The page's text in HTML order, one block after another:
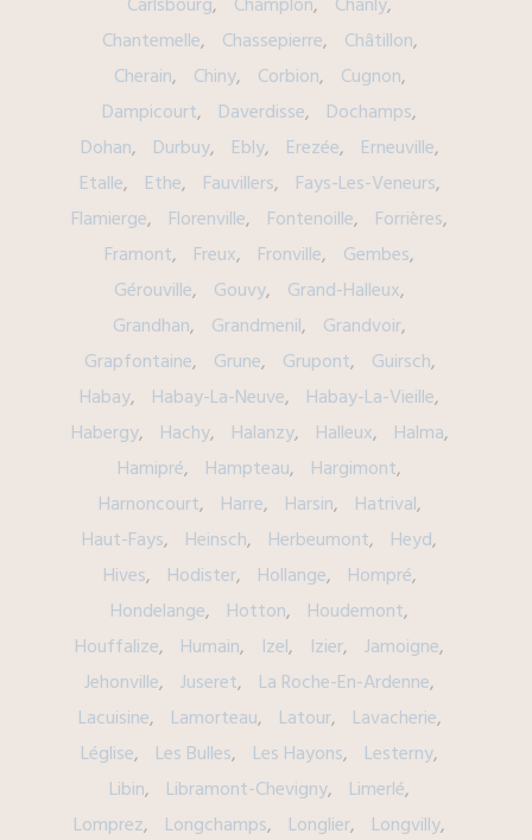
Chantemelle
Chassepierre
Châtillon
Cherain
Chiny Corbion
Cugnon
Dampicourt
Daverdisse
Dochamps
Dohan
Durbuy Ebly Erezée
Erneuville
Etalle
Ethe Fauvillers
Fays-Les-Veneurs
Flamierge
Florenville Fontenoille
Forrières
Framont
Freux Fronville
Gembes
Gérouville
Gouvy
Grand-Halleux
Grandhan
Grandmenil
Grandvoir
Grapfontaine
Grune Grupont
Guirsch
Habay
Habay-La-Neuve
Habay-La-Vieille
Habergy
Hachy Halanzy Halleux
Halma
Hamipré
Hampteau
Hargimont
Harnoncourt
Harre Harsin
Hatrival
Haut-Fays
Heinsch Herbeumont
Heyd
Hives
Hodister Hollange
Hompré
Hondelange
Hotton
Houdemont
Houffalize
Humain Izel Izier
Jamoigne
Jehonville
Juseret
La Roche-En-Ardenne
Lacuisine
Lamorteau Latour
Lavacherie
Léglise
Les Bulles Les Hayons
Lesterny
Libin
Libramont-Chevigny
Limerlé
Lomprez
Longchamps Longlier
Longvilly